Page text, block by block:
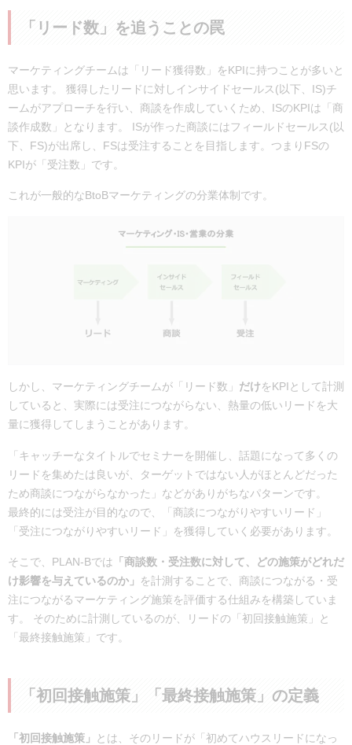
「リード数」を追うことの罠
マーケティングチームは「リード獲得数」をKPIに持つことが多いと
思います。 獲得したリードに対しインサイドセールス(以下、IS)チ
ームがアプローチを行い、商談を作成していくため、ISのKPIは「商
談作成数」となります。 ISが作った商談にはフィールドセールス(以
下、FS)が出席し、FSは受注することを目指します。つまりFSの
KPIが「受注数」です。
これが一般的なBtoBマーケティングの分業体制です。
しかし、マーケティングチームが「リード数」 だけをKPIとして計測
していると、実際には受注につながらない、熱量の低いリードを大
量に獲得してしまうことがあります。
「キャッチーなタイトルでセミナーを開催し、話題になって多くの
リードを集めたは良いが、ターゲットではない人がほとんどだった
ため商談につながらなかった」などがありがちなパターンです。
最終的には受注が目的なので、「商談につながりやすいリード」
「受注につながりやすいリード」を獲得していく必要があります。
そこで、PLAN-Bでは
「商談数・受注数に対して、どの施策がどれだ
け影響を与えているのか」
を計測することで、商談につながる・受
注につながるマーケティング施策を評価する仕組みを構築していま
す。 そのために計測しているのが、リードの「初回接触施策」と
「最終接触施策」です。
「初回接触施策」「最終接触施策」の定義
「初回接触施策」
とは、そのリードが「初めてハウスリードになっ